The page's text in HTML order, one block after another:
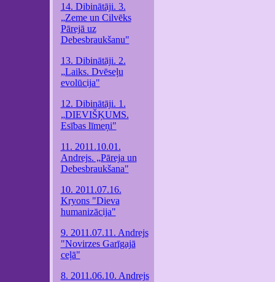
14. Dibinātāji. 3.
„Zeme un Cilvēks
Pārejā uz
Debesbraukšanu"
13. Dibinātāji. 2.
„Laiks. Dvēseļu
evolūcija"
12. Dibinātāji. 1.
„DIEVIŠĶUMS.
Esības līmeņi"
11. 2011.10.01.
Andrejs. „Pāreja un
Debesbraukšana"
10. 2011.07.16.
Kryons "Dieva
humanizācija"
9. 2011.07.11. Andrejs
"Novirzes Garīgajā
ceļā"
8. 2011.06.10. Andrejs